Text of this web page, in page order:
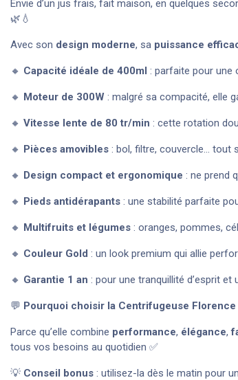
Envie d’un jus frais, fait maison, en quelques
🌿💧
Avec son design moderne, sa puissance
🔸 Capacité idéale de 400ml : parfaite pour une
🔸 Moteur de 300W : malgré sa compacité, elle
🔸 Vitesse lente de 80 tr/min : cette rotation
🔸 Pièces amovibles : bol, filtre, couvercle… tout
🔸 Design compact et ergonomique : ne prend
🔸 Pieds antidérapants : une stabilité parfaite
🔸 Multifruits et légumes : oranges, pommes,
🔸 Couleur Gold : un look premium qui allie
🔸 Garantie 1 an : pour une tranquillité d’esprit
💬 Pourquoi choisir la Centrifugeuse Florence
Parce qu’elle combine performance, élégance,
tous vos besoins au quotidien ✅
💡 Conseil bonus : utilisez-la dès le matin pour